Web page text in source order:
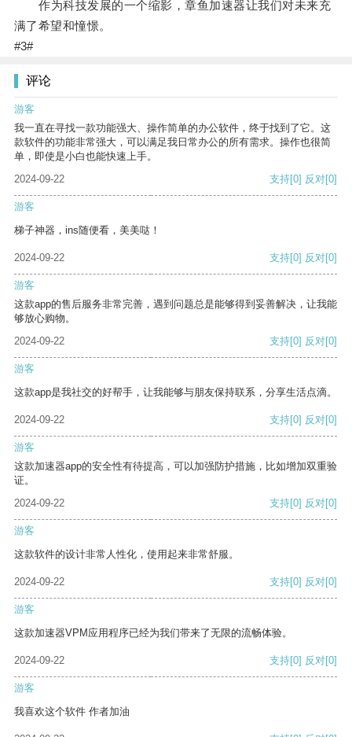
作为科技发展的一个缩影，章鱼加速器让我们对未来充
满了希望和憧憬。
#3#
评论
游客
我一直在寻找一款功能强大、操作简单的办公软件，终于找到了它。这
款软件的功能非常强大，可以满足我日常办公的所有需求。操作也很简
单，即使是小白也能快速上手。
2024-09-22
支持[0] 反对[0]
游客
梯子神器，ins随便看，美美哒！
2024-09-22 支持[0] 反对[0]
游客
这款app的售后服务非常完善，遇到问题总是能够得到妥善解决，让我能
够放心购物。
2024-09-22
支持[0] 反对[0]
游客
这款app是我社交的好帮手，让我能够与朋友保持联系，分享生活点滴。
2024-09-22 支持[0] 反对[0]
游客
这款加速器app的安全性有待提高，可以加强防护措施，比如增加双重验
证。
2024-09-22
支持[0] 反对[0]
游客
这款软件的设计非常人性化，使用起来非常舒服。
2024-09-22 支持[0] 反对[0]
游客
这款加速器VPM应用程序已经为我们带来了无限的流畅体验。
2024-09-22 支持[0] 反对[0]
游客
我喜欢这个软件 作者加油